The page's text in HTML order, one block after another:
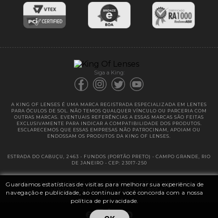
Guardamos estatísticas de visitas para melhorar sua experiência de
navegação e publicidade, ao continuar você concorda com a nossa
política de privacidade.
Entregas
Siga a King:
A KING OF LENSES É UMA MARCA REGISTRADA ESPECIALIZADA EM LENTES
PARA ÓCULOS DE SOL. NÃO TEMOS QUALQUER VÍNCULO OU PARCERIA COM
OUTRAS MARCAS. EVENTUAIS REFERÊNCIAS A ESSAS MARCAS SÃO FEITAS
EXCLUSIVAMENTE PARA INDICAR A COMPATIBILIDADE DOS PRODUTOS.
ESCLARECEMOS QUE ESSAS EMPRESAS NÃO PATROCINAM, APOIAM OU
ENDOSSAM OS PRODUTOS DA KING OF LENSES.
ESTRADA DO CABUÇU, 2463 - FUNDOS (PORTÃO PRETO) - CAMPO GRANDE, RIO
DE JANEIRO - CEP: 23017-250
@ 2025 | KING OF LENSES - KING OF IMPORTAÇÃO E DISTRIBUIÇÃO DE
LENTES LTDA ME | CNPJ: 13.682.533 / 0001-42